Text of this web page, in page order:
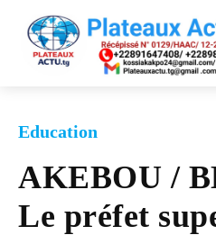
Education
AKEBOU /
Le préfet